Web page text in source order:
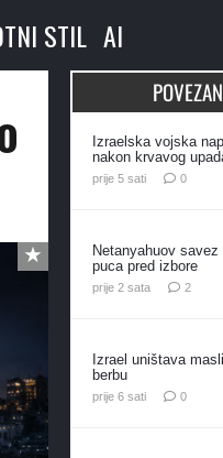
STIL AI
Izraelska vojska
nakon krvavog
prije 5 sati 0
Netanyahuov
puca pred izbore
prije 2 sata 2
Izrael uništava
berbu
prije 6 sati 0